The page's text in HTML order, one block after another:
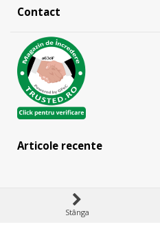
Contact
Articole recente
Stânga